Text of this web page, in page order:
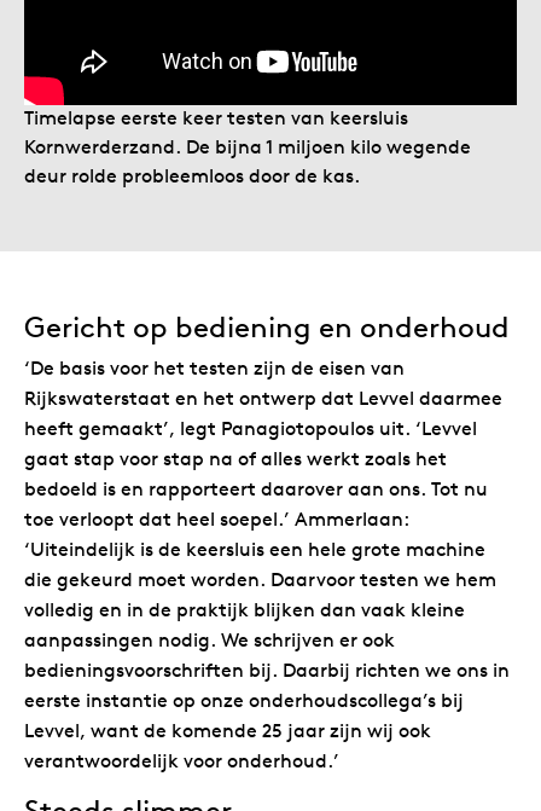
Timelapse eerste keer testen van keersluis
Kornwerderzand. De bijna 1 miljoen kilo wegende
deur rolde probleemloos door de kas.
Gericht op bediening en onderhoud
‘De basis voor het testen zijn de eisen van
Rijkswaterstaat en het ontwerp dat Levvel daarmee
heeft gemaakt’, legt Panagiotopoulos uit. ‘Levvel
gaat stap voor stap na of alles werkt zoals het
bedoeld is en rapporteert daarover aan ons. Tot nu
toe verloopt dat heel soepel.’ Ammerlaan:
‘Uiteindelijk is de keersluis een hele grote machine
die gekeurd moet worden. Daarvoor testen we hem
volledig en in de praktijk blijken dan vaak kleine
aanpassingen nodig. We schrijven er ook
bedieningsvoorschriften bij. Daarbij richten we ons in
eerste instantie op onze onderhoudscollega’s bij
Levvel, want de komende 25 jaar zijn wij ook
verantwoordelijk voor onderhoud.’